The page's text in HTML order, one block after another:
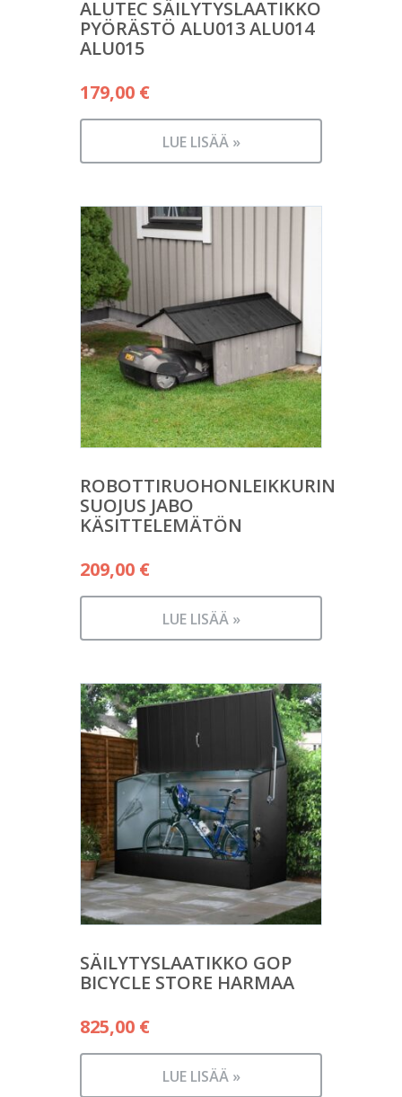
ALUTEC SÄILYTYSLAATIKKO
PYÖRÄSTÖ ALU013 ALU014
ALU015
179,00 €
LUE LISÄÄ »
ROBOTTIRUOHONLEIKKURIN
SUOJUS JABO
KÄSITTELEMÄTÖN
209,00 €
LUE LISÄÄ »
SÄILYTYSLAATIKKO GOP
BICYCLE STORE HARMAA
825,00 €
LUE LISÄÄ »